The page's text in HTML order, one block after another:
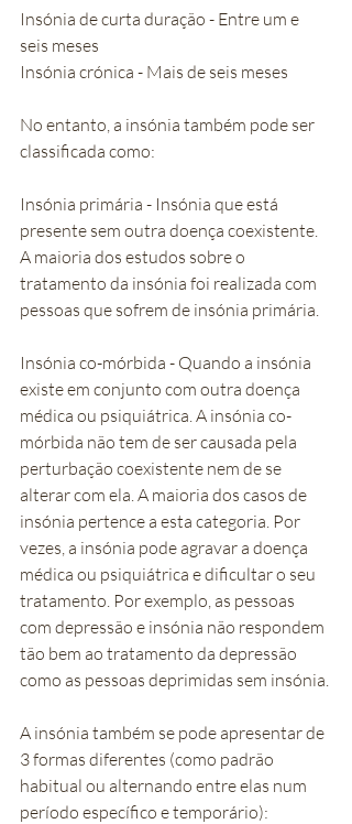
Insónia de curta duração - Entre um e
seis meses
Insónia crónica - Mais de seis meses
No entanto, a insónia também pode ser
classificada como:
Insónia primária - Insónia que está
presente sem outra doença coexistente.
A maioria dos estudos sobre o
tratamento da insónia foi realizada com
pessoas que sofrem de insónia primária.
Insónia co-mórbida - Quando a insónia
existe em conjunto com outra doença
médica ou psiquiátrica. A insónia co-
mórbida não tem de ser causada pela
perturbação coexistente nem de se
alterar com ela. A maioria dos casos de
insónia pertence a esta categoria. Por
vezes, a insónia pode agravar a doença
médica ou psiquiátrica e dificultar o seu
tratamento. Por exemplo, as pessoas
com depressão e insónia não respondem
tão bem ao tratamento da depressão
como as pessoas deprimidas sem insónia.
A insónia também se pode apresentar de
3 formas diferentes (como padrão
habitual ou alternando entre elas num
período específico e temporário):